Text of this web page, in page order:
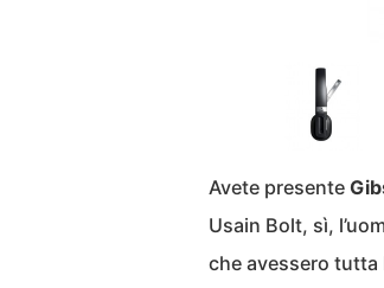
Avete presente
Usain Bolt, sì,
che avessero